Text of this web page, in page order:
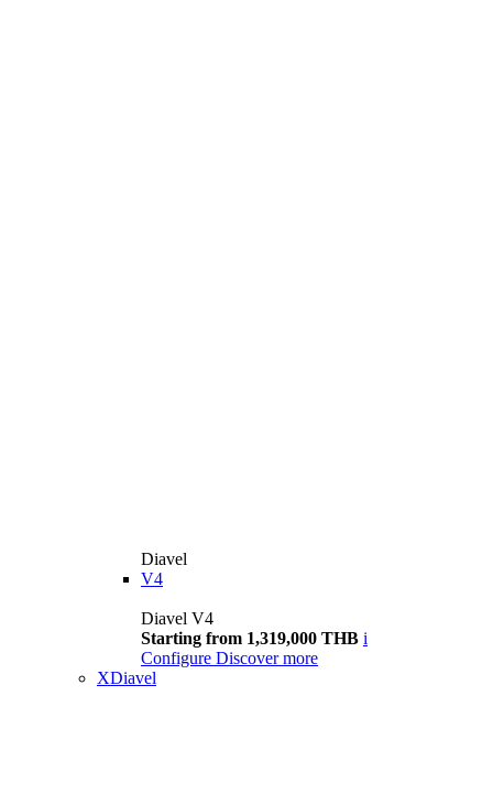
Diavel
V4
Diavel V4
Starting from 1,319,000 THB i
Configure Discover more
XDiavel